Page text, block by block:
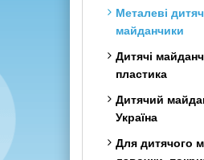
Шведська
(2в1)
Дитячі
рукоходом
Кольорові
спортивні
Тренажер для
Металеві
майданчики
Дитячі
пластика
Дитячий
Україна
Для дитячого